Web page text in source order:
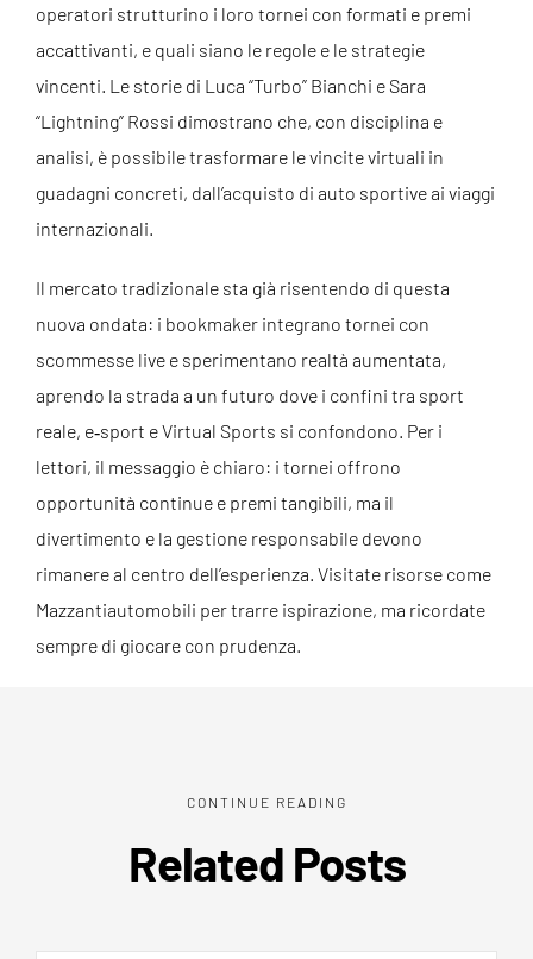
operatori strutturino i loro tornei con formati e premi
accattivanti, e quali siano le regole e le strategie
vincenti. Le storie di Luca “Turbo” Bianchi e Sara
“Lightning” Rossi dimostrano che, con disciplina e
analisi, è possibile trasformare le vincite virtuali in
guadagni concreti, dall’acquisto di auto sportive ai viaggi
internazionali.
Il mercato tradizionale sta già risentendo di questa
nuova ondata: i bookmaker integrano tornei con
scommesse live e sperimentano realtà aumentata,
aprendo la strada a un futuro dove i confini tra sport
reale, e‑sport e Virtual Sports si confondono. Per i
lettori, il messaggio è chiaro: i tornei offrono
opportunità continue e premi tangibili, ma il
divertimento e la gestione responsabile devono
rimanere al centro dell’esperienza. Visitate risorse come
Mazzantiautomobili per trarre ispirazione, ma ricordate
sempre di giocare con prudenza.
CONTINUE READING
Related Posts